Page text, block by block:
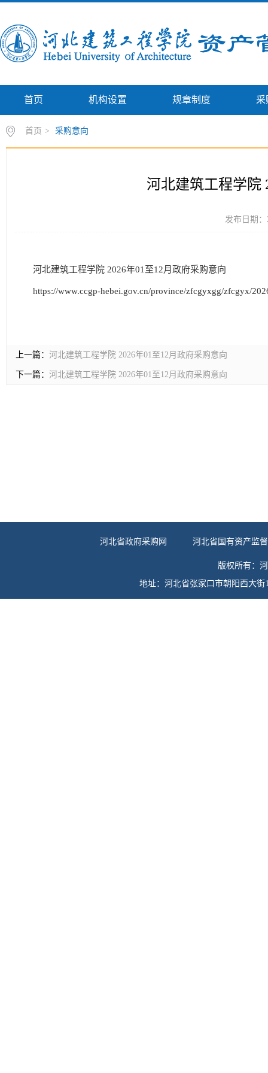
首页 机构设置 规章制度 采
首页 > 采购意向
河北建筑工程学院
发布日期：
河北建筑工程学院 2026年01至12月政府采购意向
https://www.ccgp-hebei.gov.cn/province/zfcgyxgg/zfcgyx/
上一篇： 河北建筑工程学院 2026年01至12月政府采购意向
下一篇： 河北建筑工程学院 2026年01至12月政府采购意向
河北省政府采购网 河北省国有资产监
版权所有：
地址：河北省张家口市朝阳西大街